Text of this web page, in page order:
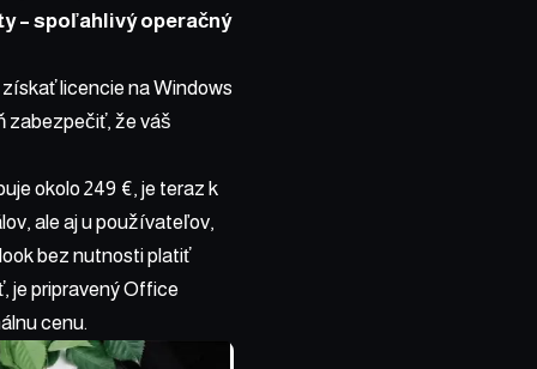
– spoľahlivý operačný
licencie na Windows
zabezpečiť, že váš
okolo 249 €, je teraz k
ale aj u používateľov,
bez nutnosti platiť
je pripravený Office
cenu.